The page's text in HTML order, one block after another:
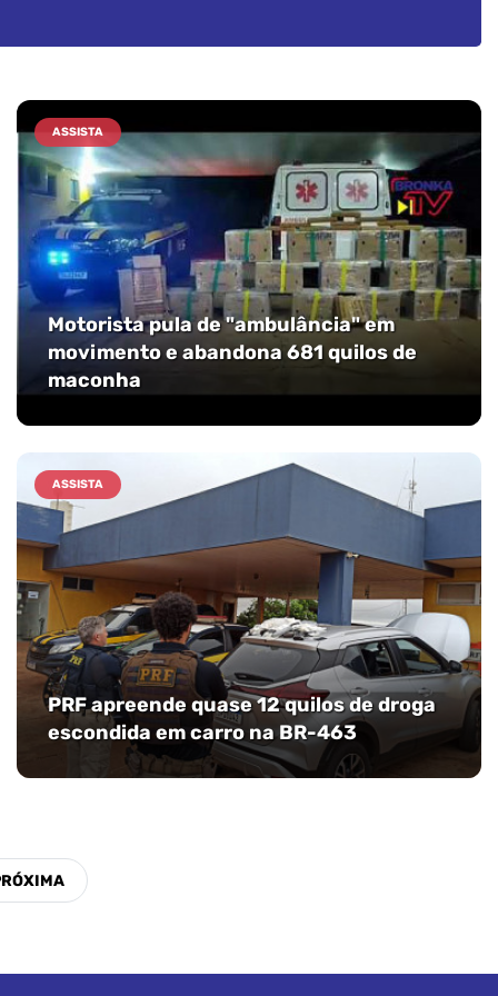
ASSISTA
Motorista pula de "ambulância" em
movimento e abandona 681 quilos de
maconha
ASSISTA
PRF apreende quase 12 quilos de droga
escondida em carro na BR-463